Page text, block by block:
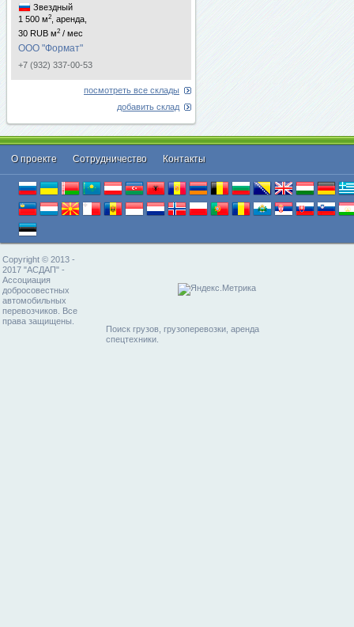
Звездный
1 500 м2
, аренда,
30 RUB м2 / мес
ООО "Формат"
+7 (932) 337-00-53
посмотреть все склады
добавить склад
О проекте Cотрудничество Контакты
Copyright © 2013 -
2017 "АСДАП" -
Ассоциация
добросовестных
автомобильных
перевозчиков. Все
права защищены.
Поиск грузов, грузоперевозки, аренда
спецтехники.